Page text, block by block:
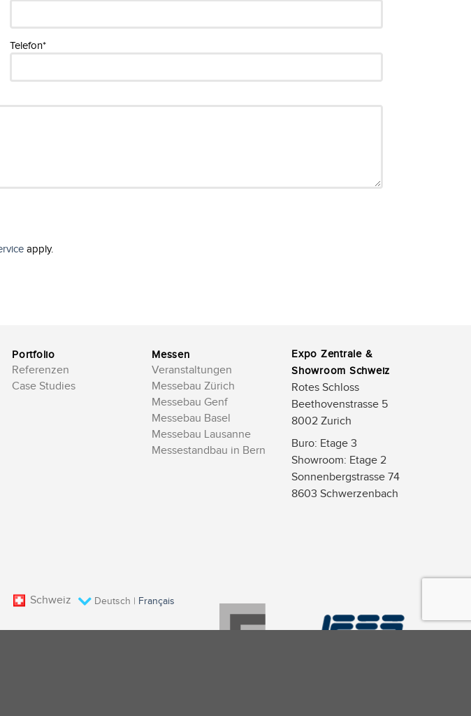
Telefon*
apply.
Portfolio
Referenzen
Case Studies
Messen
Veranstaltungen
Messebau Zürich
Messebau Genf
Messebau Basel
Messebau Lausanne
Messestandbau in Bern
Expo Zentrale &
Showroom Schweiz
Rotes Schloss
Beethovenstrasse 5
8002 Zurich
Buro: Etage 3
Showroom: Etage 2
Sonnenbergstrasse 74
8603 Schwerzenbach
Schweiz Deutsch | Français